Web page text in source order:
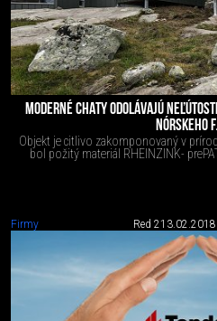
MODERNÉ CHATY ODOLÁVAJÚ
NÓRSKEHO
Objekt je citlivo zakomponovaný v
bol požitý materiál RHEINZINK-
Firmy Red 213.02.2018